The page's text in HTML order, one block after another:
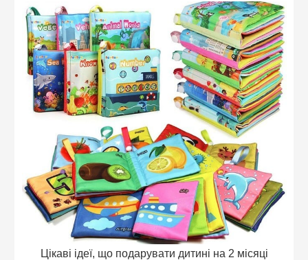
Цікаві ідеї, що подарувати дитині на 2 місяці